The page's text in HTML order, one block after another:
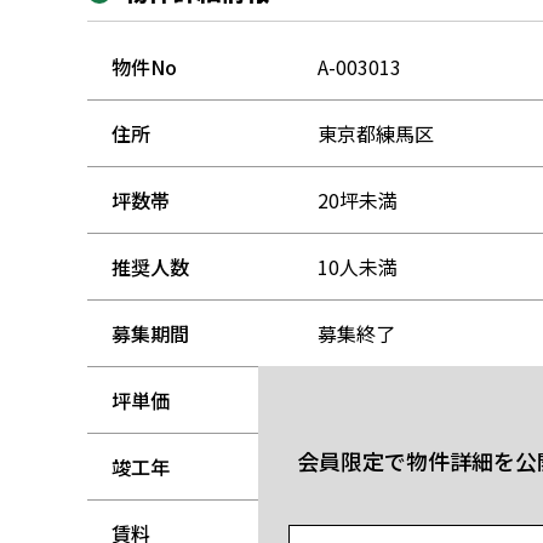
物件No A-003013
住所 東京都練馬区
坪数帯 20坪未満
推奨人数 10人未満
募集期間 募集終了
坪単価
竣工年 -
賃料 -
会員限定で物件詳細を